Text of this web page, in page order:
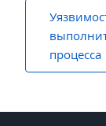
записям
процесса